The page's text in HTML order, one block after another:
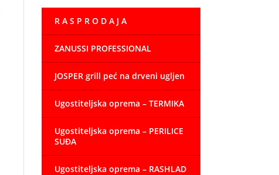
R A S P R O D A J A
ZANUSSI PROFESSIONAL
JOSPER grill peć na drveni ugljen
Ugostiteljska oprema – TERMIKA
Ugostiteljska oprema – PERILICE
SUĐA
Ugostiteljska oprema – RASHLAD